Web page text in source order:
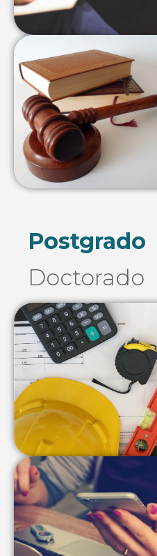
Postgrado
Doctorado